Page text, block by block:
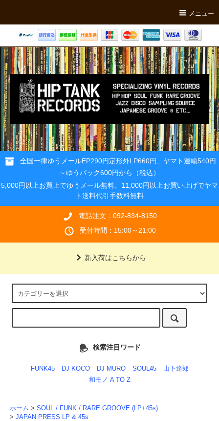
メニュー
全国一律ゆうメールEP290円定形外LP660円、ヤマト運輸540円
～ゆうパック600円から（税込）
5,000円以上お買上でゆうメール無料、11,000円以上お買い上げでヤマ
ト送料代引手数料無料
電話注文：092-834-8150
受付時間：15:00～21:00
新入荷はこちらから
検索注目ワード
FUNK45 DJ KOCO DJ MURO SOUL45
山下達郎
和モノ A TO Z
ホーム > SOUL / FUNK / RARE GROOVE (LP+45s)
> JAPAN PRESS LP & 45s